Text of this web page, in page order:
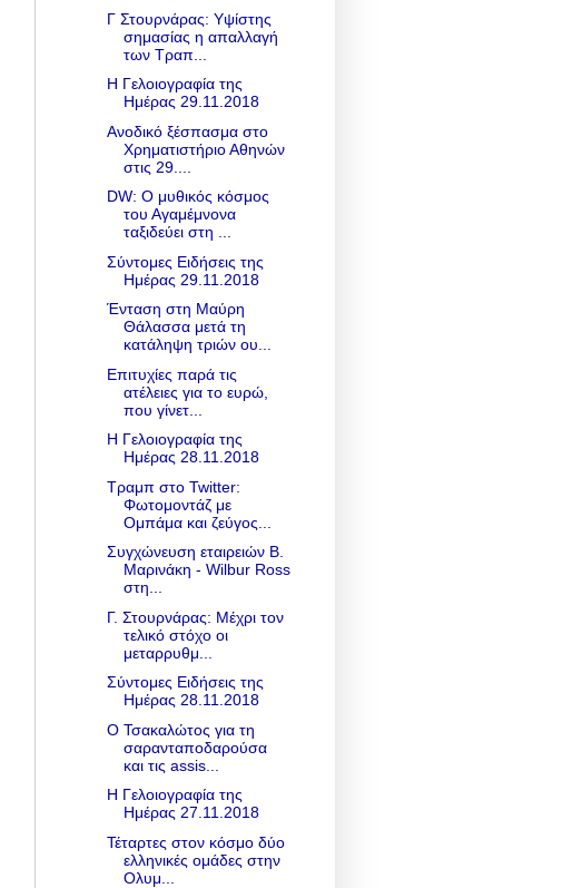
Γ Στουρνάρας: Υψίστης
σημασίας η απαλλαγή
των Τραπ...
Η Γελοιογραφία της
Ημέρας 29.11.2018
Ανοδικό ξέσπασμα στο
Χρηματιστήριο Αθηνών
στις 29....
DW: O μυθικός κόσμος
του Αγαμέμνονα
ταξιδεύει στη ...
Σύντομες Ειδήσεις της
Ημέρας 29.11.2018
Ένταση στη Μαύρη
Θάλασσα μετά τη
κατάληψη τριών ου...
Επιτυχίες παρά τις
ατέλειες για το ευρώ,
που γίνετ...
Η Γελοιογραφία της
Ημέρας 28.11.2018
Τραμπ στο Twitter:
Φωτομοντάζ με
Ομπάμα και ζεύγος...
Συγχώνευση εταιρειών Β.
Μαρινάκη - Wilbur Ross
στη...
Γ. Στουρνάρας: Μέχρι τον
τελικό στόχο οι
μεταρρυθμ...
Σύντομες Ειδήσεις της
Ημέρας 28.11.2018
Ο Τσακαλώτος για τη
σαρανταποδαρούσα
και τις assis...
Η Γελοιογραφία της
Ημέρας 27.11.2018
Τέταρτες στον κόσμο δύο
ελληνικές ομάδες στην
Ολυμ...